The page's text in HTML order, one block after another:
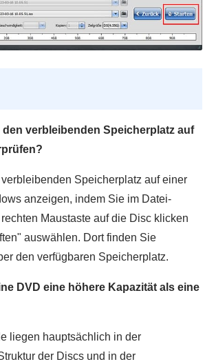
den verbleibenden Speicherplatz auf
Speicherplatz auf einer
anzeigen, indem Sie im Datei-
Maustaste auf die Disc klicken
auswählen. Dort finden Sie
den verfügbaren Speicherplatz.
DVD eine höhere Kapazität als eine
liegen hauptsächlich in der
der Discs und in der